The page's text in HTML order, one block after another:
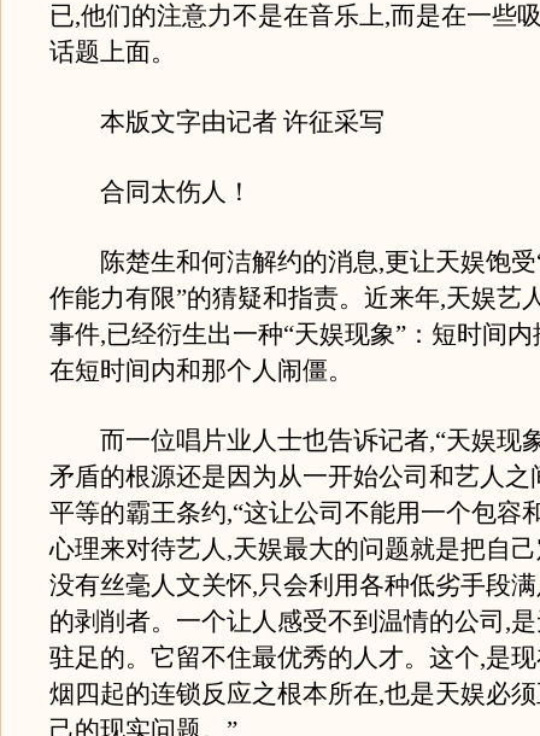
已,他们的注意力不是在音乐上,而是在一些
话题上面。
本版文字由记者 许征采写
合同太伤人！
陈楚生和何洁解约的消息,更让天娱饱受
作能力有限”的猜疑和指责。近来年,天娱艺
事件,已经衍生出一种“天娱现象”：短时间
在短时间内和那个人闹僵。
而一位唱片业人士也告诉记者,“天娱现
矛盾的根源还是因为从一开始公司和艺人之
平等的霸王条约,“这让公司不能用一个包容
心理来对待艺人,天娱最大的问题就是把自
没有丝毫人文关怀,只会利用各种低劣手段
的剥削者。一个让人感受不到温情的公司,
驻足的。它留不住最优秀的人才。这个,是
烟四起的连锁反应之根本所在,也是天娱必
己的现实问题。”